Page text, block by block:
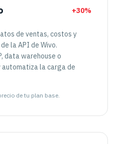
+30%
de ventas, costos y
la API de Wivo.
data warehouse o
automatiza la carga de
de tu plan base.